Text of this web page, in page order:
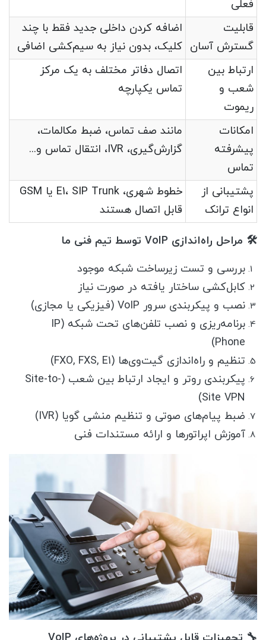
فعلی
قابلیت
گسترش آسان
اضافه کردن داخلی جدید فقط با چند
کلیک، بدون نیاز به سیم‌کشی اضافی
ارتباط بین
شعب و
ریموت
اتصال دفاتر مختلف به یک مرکز
تماس یکپارچه
امکانات
پیشرفته
تماس
مانند صف تماس، ضبط مکالمات،
گزارش‌گیری، IVR، انتقال تماس و...
پشتیبانی از
انواع ترانک
خطوط شهری، E1، SIP Trunk یا GSM
قابل اتصال هستند
🛠️ مراحل راه‌اندازی VoIP توسط تیم فنی ما
بررسی و تست زیرساخت شبکه موجود
کابل‌کشی ساختار یافته در صورت نیاز
نصب و پیکربندی سرور VoIP (فیزیکی یا مجازی)
برنامه‌ریزی و نصب تلفن‌های تحت شبکه (IP
Phone)
تنظیم و راه‌اندازی گیت‌وی‌ها (FXO, FXS, E1)
پیکربندی روتر و ایجاد ارتباط بین شعب (Site-to-
Site VPN)
ضبط پیام‌های صوتی و تنظیم منشی گویا (IVR)
آموزش اپراتورها و ارائه مستندات فنی